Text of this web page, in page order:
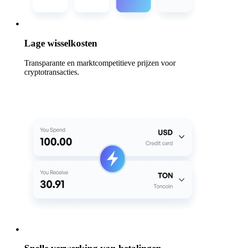
Lage wisselkosten
Transparante en marktcompetitieve prijzen voor
cryptotransacties.